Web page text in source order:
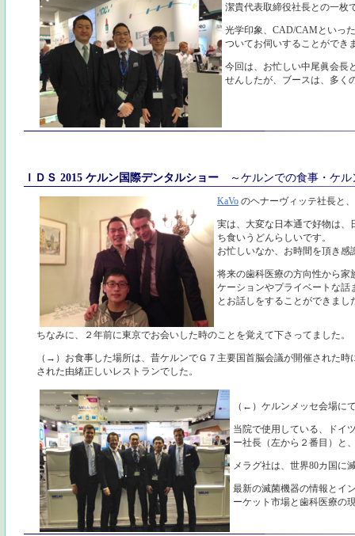
潔貴代表取締役社長との一枚
光学印象、CAD/CAMといっ
ついてお伺いすることができ
今回は、お忙しい中尾眞会長
せんしたが、ブースは、多く
ＩＤＳ 2015 ケルン国際デンタルショー ～ケルンでの食事・ケル
KaVo のヘナーヴィッテ社長と
実は、大変な日本通で好物は、
ち食いうどんらしいです。
お忙しいなか、お時間を頂き感
将来の歯科医療の方向性から家
ケーションやプライベートな話
とお話しをすることができまし
ちなみに、２年前に東京でお会いした時のことを覚えて下さってました。
（→）お食事した場所は、昔ケルンでＧ７主要国首脳会議が開催された時
された由緒正しいレストランでした。
（←）ケルンメッセ会場に
当院で使用している、ドイ
ー社長（左から２番目）と
メラグ社は、世界80カ国に
最新の滅菌機器の情報とイ
ーケット市場と歯科医療の